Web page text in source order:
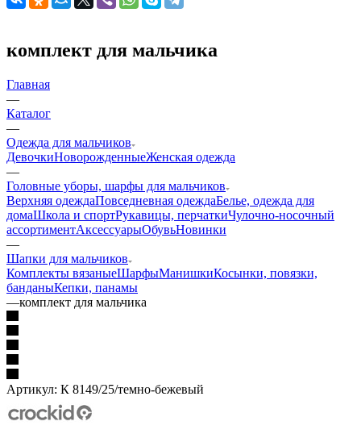
комплект для мальчика
Главная
—
Каталог
—
Одежда для мальчиков
ДевочкиНоворожденныеЖенская одежда
—
Головные уборы, шарфы для мальчиков
Верхняя одеждаПовседневная одеждаБелье, одежда для
домаШкола и спортРукавицы, перчаткиЧулочно-носочный
ассортиментАксессуарыОбувьНовинки
—
Шапки для мальчиков
Комплекты вязаныеШарфыМанишкиКосынки, повязки,
банданыКепки, панамы
—комплект для мальчика
Артикул: К 8149/25/темно-бежевый